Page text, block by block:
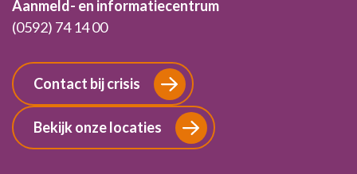
Aanmeld- en informatiecentrum
(0592) 74 14 00
Contact bij crisis
Bekijk onze locaties